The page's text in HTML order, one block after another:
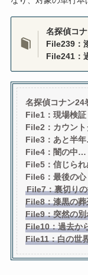
名探偵コ
File239：
File241：
名探偵コナン24
File1：現場検証
File2：カウント
File3：あと半
File4：闇の中…
File5：信じられ
File6：最後の心
File7：裏切り
File8：漆黒の葬
File9：突然の別
File10：過去か
File11：白の世